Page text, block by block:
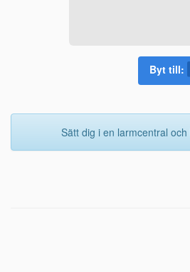
Byt till:
Sätt dig i en larmcentral